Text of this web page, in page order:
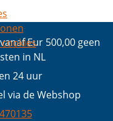
Eur 500,00 geen
in NL
24 uur
via de Webshop